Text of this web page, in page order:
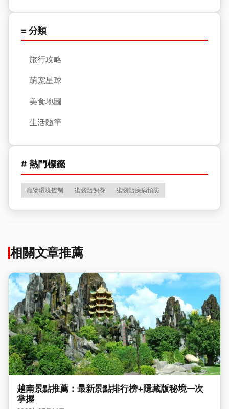
≡ 分類
旅行攻略
萌宠星球
美食地圖
生活隨筆
# 熱門標籤
寵物環境控制 蜜袋鼯飼養 蜜袋鼯疾病預防
相關文章推薦
越南景點推薦：最新景點排行榜+隱藏版秘境一次
掌握